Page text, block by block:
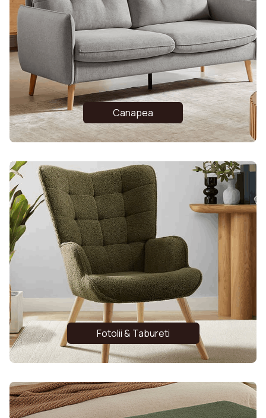
Canapea
Fotolii & Tabureti